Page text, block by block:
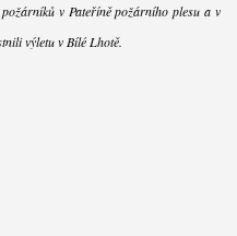
v Pateříně požárního plesu a v
výletu v Bílé Lhotě.